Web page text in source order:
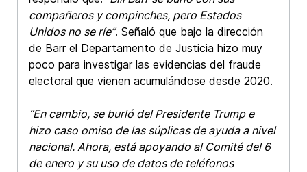
compañeros y compinches, pero Estados
Unidos no se ríe”. Señaló que bajo la dirección
de Barr el Departamento de Justicia hizo muy
poco para investigar las evidencias del fraude
electoral que vienen acumulándose desde 2020.
“En cambio, se burló del Presidente Trump e
hizo caso omiso de las súplicas de ayuda a nivel
nacional. Ahora, está apoyando al Comité del 6
de enero y su uso de datos de teléfonos